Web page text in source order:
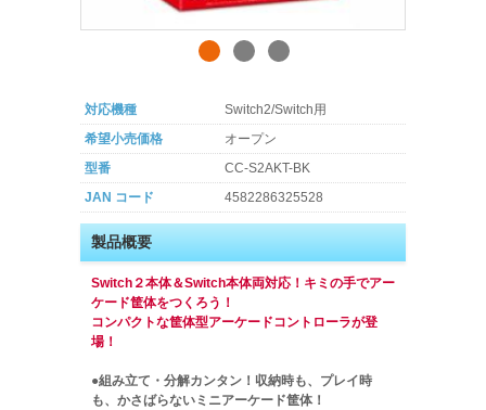
対応機種
Switch2/Switch用
希望小売価格
オープン
型番
CC-S2AKT-BK
JAN コード
4582286325528
製品概要
Switch２本体＆Switch本体両対応！キミの手でアー
ケード筐体をつくろう！
コンパクトな筐体型アーケードコントローラが登
場！
●組み立て・分解カンタン！収納時も、プレイ時
も、かさばらないミニアーケード筐体！